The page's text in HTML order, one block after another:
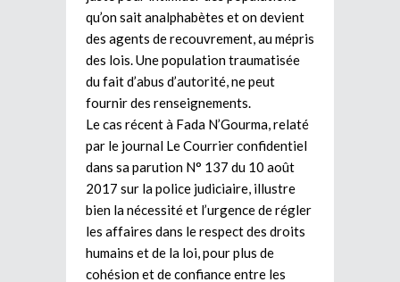
qu’on sait analphabètes et on devient
des agents de recouvrement, au mépris
des lois. Une population traumatisée
du fait d’abus d’autorité, ne peut
fournir des renseignements.
Le cas récent à Fada N’Gourma, relaté
par le journal Le Courrier confidentiel
dans sa parution N° 137 du 10 août
2017 sur la police judiciaire, illustre
bien la nécessité et l’urgence de régler
les affaires dans le respect des droits
humains et de la loi, pour plus de
cohésion et de confiance entre les